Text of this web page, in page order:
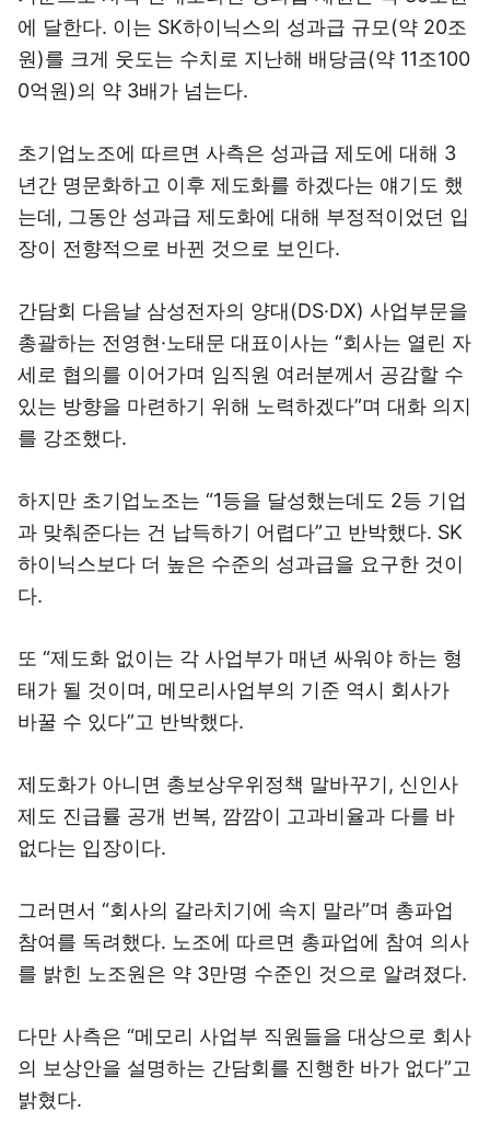
에 달한다. 이는 SK하이닉스의 성과급 규모(약 20조
원)를 크게 웃도는 수치로 지난해 배당금(약 11조100
0억원)의 약 3배가 넘는다.
초기업노조에 따르면 사측은 성과급 제도에 대해 3
년간 명문화하고 이후 제도화를 하겠다는 얘기도 했
는데, 그동안 성과급 제도화에 대해 부정적이었던 입
장이 전향적으로 바뀐 것으로 보인다.
간담회 다음날 삼성전자의 양대(DS·DX) 사업부문을
총괄하는 전영현·노태문 대표이사는 “회사는 열린 자
세로 협의를 이어가며 임직원 여러분께서 공감할 수
있는 방향을 마련하기 위해 노력하겠다”며 대화 의지
를 강조했다.
하지만 초기업노조는 “1등을 달성했는데도 2등 기업
과 맞춰준다는 건 납득하기 어렵다”고 반박했다. SK
하이닉스보다 더 높은 수준의 성과급을 요구한 것이
다.
또 “제도화 없이는 각 사업부가 매년 싸워야 하는 형
태가 될 것이며, 메모리사업부의 기준 역시 회사가
바꿀 수 있다”고 반박했다.
제도화가 아니면 총보상우위정책 말바꾸기, 신인사
제도 진급률 공개 번복, 깜깜이 고과비율과 다를 바
없다는 입장이다.
그러면서 “회사의 갈라치기에 속지 말라”며 총파업
참여를 독려했다. 노조에 따르면 총파업에 참여 의사
를 밝힌 노조원은 약 3만명 수준인 것으로 알려졌다.
다만 사측은 “메모리 사업부 직원들을 대상으로 회사
의 보상안을 설명하는 간담회를 진행한 바가 없다”고
밝혔다.